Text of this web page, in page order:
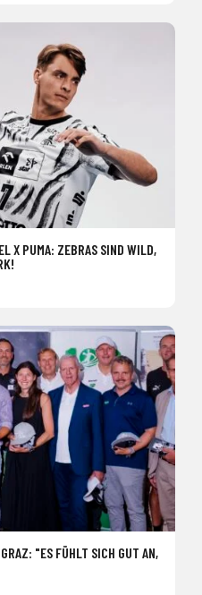
X PUMA: ZEBRAS SIND WILD,
"ES FÜHLT SICH GUT AN,